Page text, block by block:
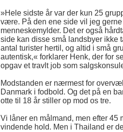
»Hele sidste år var der kun 25
være. På den ene side vil jeg
menneskemylder. Det er også
side kan disse små landsbyer ikke
antal turister hertil, og altid i små
autentisk,« forklarer Henk, der for
opgav et travlt job som
Modstanden er nærmest for
Danmark i fodbold. Og det på en
otte til 18 år stiller op mod os tre.
Vi låner en målmand, men efter 45
vindende hold. Men i Thailand er